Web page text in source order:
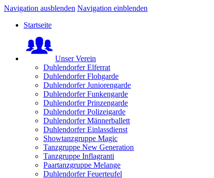
Navigation ausblenden Navigation einblenden
Startseite
Unser Verein
Duhlendorfer Elferrat
Duhlendorfer Flohgarde
Duhlendorfer Juniorengarde
Duhlendorfer Funkengarde
Duhlendorfer Prinzengarde
Duhlendorfer Polizeigarde
Duhlendorfer Männerballett
Duhlendorfer Einlassdienst
Showtanzgruppe Magic
Tanzgruppe New Generation
Tanzgruppe Inflagranti
Paartanzgruppe Melange
Duhlendorfer Feuerteufel